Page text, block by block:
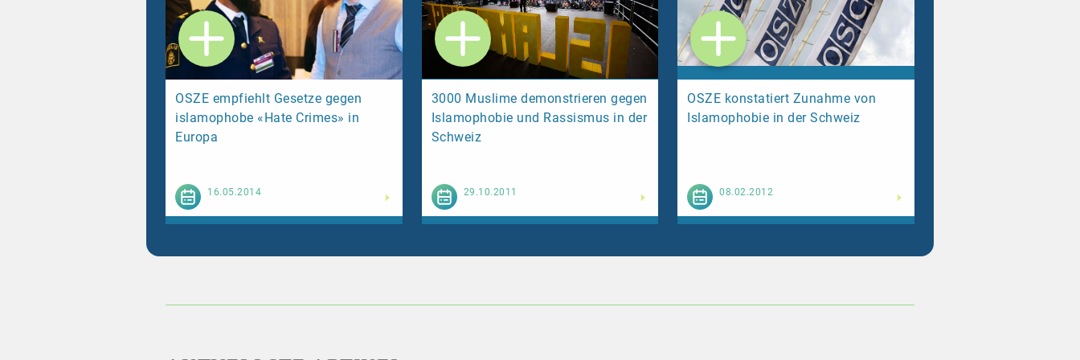
OSZE empfiehlt Gesetze gegen
islamophobe «Hate Crimes» in
Europa
16.05.2014
3000 Muslime demonstrieren gegen
Islamophobie und Rassismus in der
Schweiz
29.10.2011
OSZE konstatiert Zunahme von
Islamophobie in der Schweiz
08.02.2012